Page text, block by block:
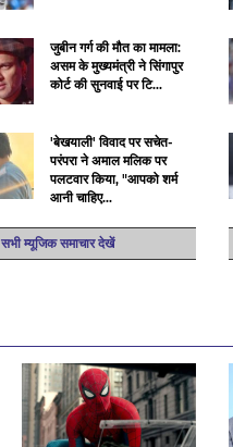
जुबीन गर्ग की मौत का मामला:
असम के मुख्यमंत्री ने सिंगापुर
कोर्ट की सुनवाई पर टि...
'बेखयाली' विवाद पर सचेत-
परंपरा ने अमाल मलिक पर
पलटवार किया, "आपको शर्म
आनी चाहिए...
सभी म्यूजिक समाचार देखें